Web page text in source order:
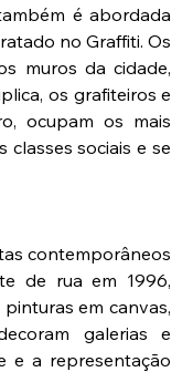
é abordada
no Graffiti. Os
muros da cidade,
os grafiteiros e
ocupam os mais
classes sociais e se
contemporâneos
de rua em 1996,
em canvas,
galerias e
e a representação